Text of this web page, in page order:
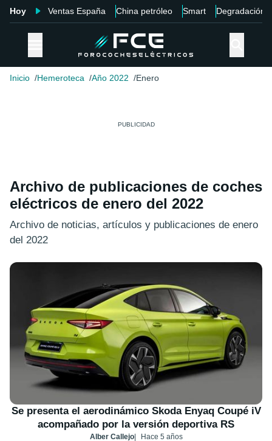
Hoy Ventas España China petróleo Smart Degradación
Inicio Hemeroteca Año 2022 Enero
Archivo de publicaciones de coches
eléctricos de enero del 2022
Archivo de noticias, artículos y publicaciones de enero
del 2022
Se presenta el aerodinámico Skoda Enyaq Coupé iV
acompañado por la versión deportiva RS
Alber Callejo Hace 5 años